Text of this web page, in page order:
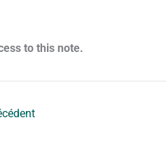
to this note.